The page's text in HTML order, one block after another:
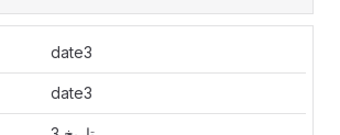
date3
date3